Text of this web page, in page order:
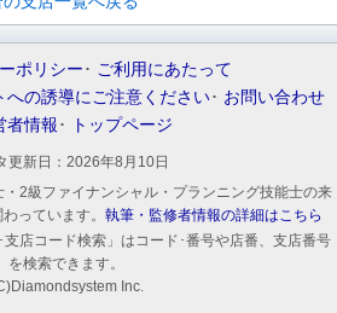
ポリシー
ご利用にあたって
の誘導にご注意ください
お問い合わせ
者情報
トップページ
更新日： 2026年8月10日
2級ファイナンシャル・プランニング技能士の来
っています。 執筆・監修者情報の詳細はこちら
支店コード検索」はコード･番号や店番、支店番号
を検索できます。
Inc.